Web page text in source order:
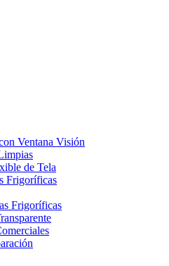
Ventana Visión
de Tela
Frigoríficas
Frigoríficas